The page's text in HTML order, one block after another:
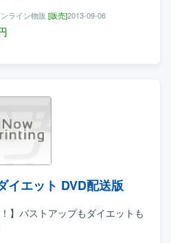
ライン物販 [販売]2013-09-06
イエット DVD配送版
】バストアップもダイエットも